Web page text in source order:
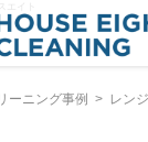
エイト
ーニング事例 レン